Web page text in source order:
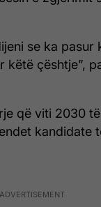
se ka
këtë çështje”,
që viti 2030
kandidate